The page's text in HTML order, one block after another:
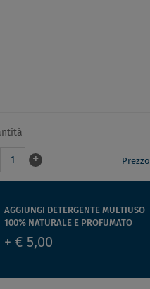
1 + Prezzo
AGGIUNGI DETERGENTE MULTIUSO
100% NATURALE E PROFUMATO
+ € 5,00